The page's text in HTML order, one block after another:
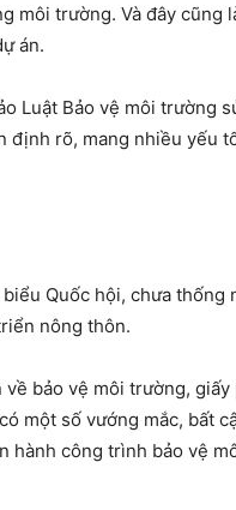
trường. Và đây cũng
án.
Luật Bảo vệ môi trường
rõ, mang nhiều yếu
Quốc hội, chưa
nông thôn.
bảo vệ môi trường,
một số vướng mắc, bất
công trình bảo vệ